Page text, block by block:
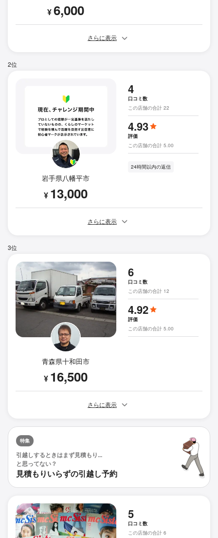
¥6,000
さらに表示
2位
岩手県八幡平市
¥ 13,000
4
口コミ数
この店舗の合計 22
4.93
評価
この店舗の合計 5.00
24時間以内の返信
さらに表示
3位
青森県十和田市
¥ 16,500
6
口コミ数
この店舗の合計 12
4.92
評価
この店舗の合計 5.00
さらに表示
特集
引越しするときはまず見積もり...
と思ってない？
見積もりいらずの引越し予約
5
口コミ数
この店舗の合計 6